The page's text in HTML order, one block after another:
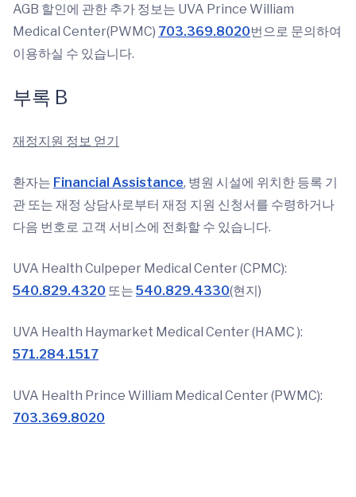
AGB 할인에 관한 추가 정보는 UVA Prince William
Medical Center(PWMC) 703.369.8020번으로 문의하여
이용하실 수 있습니다.
부록 B
재정지원 정보 얻기
환자는 Financial Assistance, 병원 시설에 위치한 등록 기
관 또는 재정 상담사로부터 재정 지원 신청서를 수령하거나
다음 번호로 고객 서비스에 전화할 수 있습니다.
UVA Health Culpeper Medical Center (CPMC):
540.829.4320 또는 540.829.4330(현지)
UVA Health Haymarket Medical Center (HAMC ):
571.284.1517
UVA Health Prince William Medical Center (PWMC):
703.369.8020